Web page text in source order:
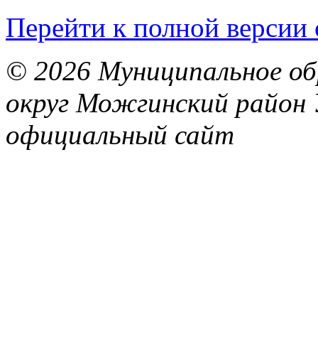
Перейти к полной версии
© 2026 Муниципальное
округ Можгинский район
официальный сайт